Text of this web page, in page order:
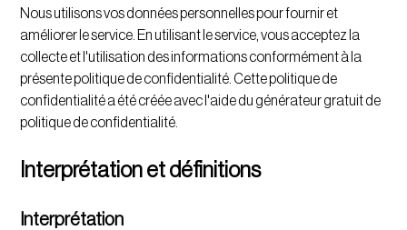
Nous utilisons vos données personnelles pour fournir et
améliorer le service. En utilisant le service, vous acceptez la
collecte et l'utilisation des informations conformément à la
présente politique de confidentialité. Cette politique de
confidentialité a été créée avec l'aide du générateur gratuit de
politique de confidentialité
Interprétation et définitions
Interprétation